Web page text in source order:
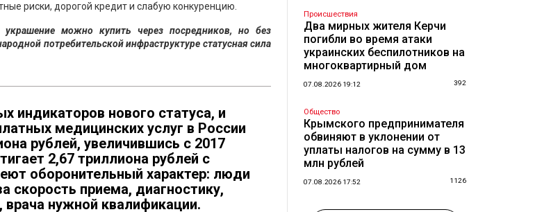
риски, дорогой кредит и слабую конкуренцию.
можно купить через посредников, но без
потребительской инфраструктуре статусная сила
индикаторов нового статуса, и
медицинских услуг в России
рублей, увеличившись с 2017
2,67 триллиона рублей с
оборонительный характер: люди
скорость приема, диагностику,
нужной квалификации.
Происшествия
Два мирных жителя Керчи
погибли во время атаки
украинских беспилотников на
многоквартирный дом
07.08.2026 19:12 392
Общество
Крымского предпринимателя
обвиняют в уклонении от
уплаты налогов на сумму в 13
млн рублей
07.08.2026 17:52 1126